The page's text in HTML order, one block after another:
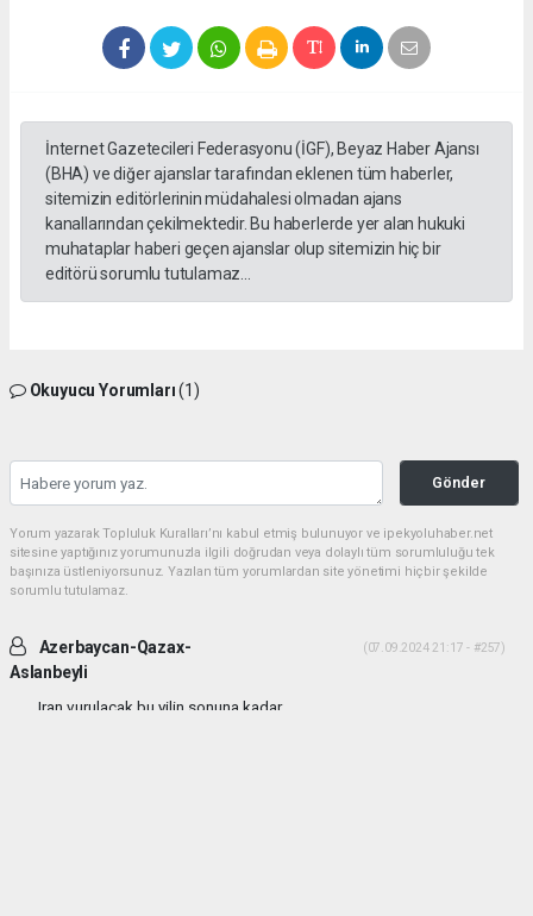
İnternet Gazetecileri Federasyonu (İGF), Beyaz Haber Ajansı
(BHA) ve diğer ajanslar tarafından eklenen tüm haberler,
sitemizin editörlerinin müdahalesi olmadan ajans
kanallarından çekilmektedir. Bu haberlerde yer alan hukuki
muhataplar haberi geçen ajanslar olup sitemizin hiç bir
editörü sorumlu tutulamaz...
Okuyucu Yorumları(1)
Gönder
Yorum yazarak Topluluk Kuralları’nı kabul etmiş bulunuyor ve ipekyoluhaber.net
sitesine yaptığınız yorumunuzla ilgili doğrudan veya dolaylı tüm sorumluluğu tek
başınıza üstleniyorsunuz. Yazılan tüm yorumlardan site yönetimi hiçbir şekilde
sorumlu tutulamaz.
Azerbaycan-Qazax-
Aslanbeyli
(07.09.2024 21:17 - #257)
Iran vurulacak bu yilin sonuna kadar...